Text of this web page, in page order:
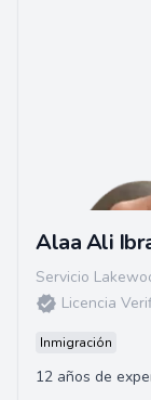
Alaa Ali
Servicio
Licencia
Inmigración
12 años de